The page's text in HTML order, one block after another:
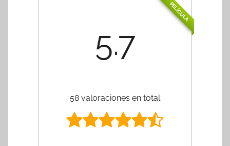
PELÍCULA
5.7
58 valoraciones en total